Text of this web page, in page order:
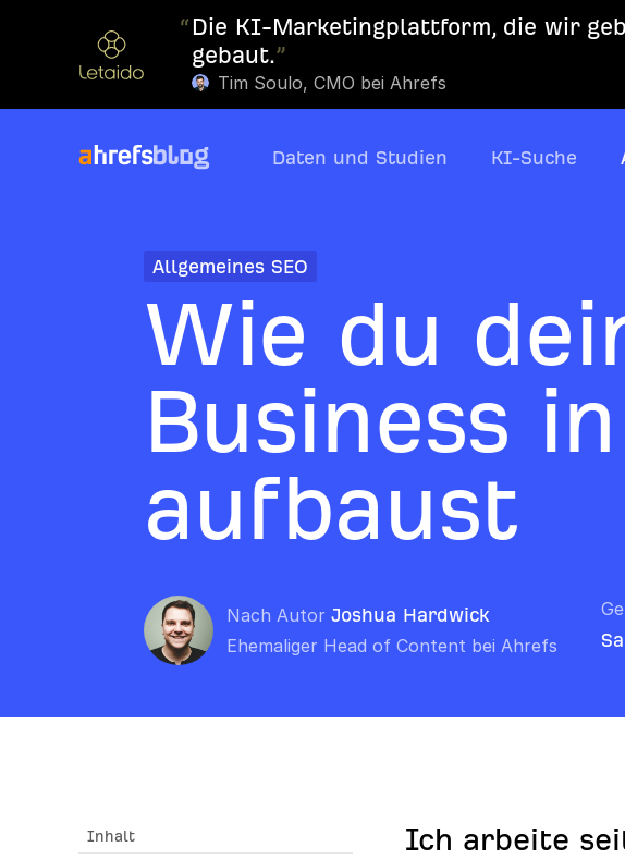
“Die KI-Marketingplattform, die wir
gebaut.”
Tim Soulo, CMO bei Ahrefs
Daten und Studien KI-Suche
Allgemeines SEO
Wie du
Business
aufbaust
Nach Autor Joshua Hardwick
Ehemaliger Head of Content bei Ahrefs
Inhalt
Ich arbeite